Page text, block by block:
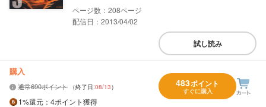
208
配信日：2013/04/02
試し読み
購入
通常690ポイント （終了日:08/13）
1%還元 ：4ポイント獲得
483ポイント
すぐに購入